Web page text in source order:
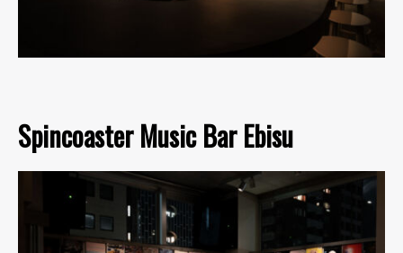
Spincoaster Music Bar Ebisu